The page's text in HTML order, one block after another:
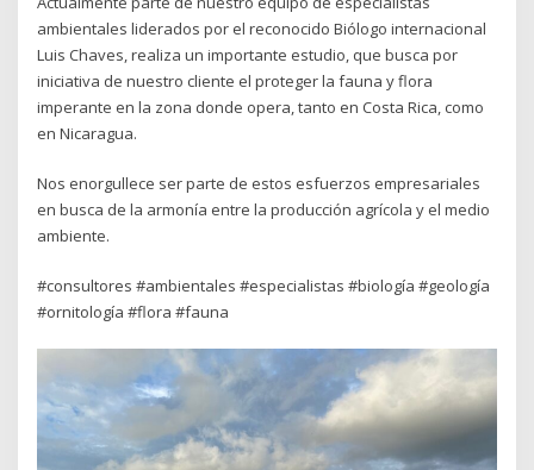
ambientales liderados por el reconocido Biólogo internacional
Luis Chaves, realiza un importante estudio, que busca por
iniciativa de nuestro cliente el proteger la fauna y flora
imperante en la zona donde opera, tanto en Costa Rica, como
en Nicaragua.
Nos enorgullece ser parte de estos esfuerzos empresariales
en busca de la armonía entre la producción agrícola y el medio
ambiente.
#consultores #ambientales #especialistas #biología #geología
#ornitología #flora #fauna